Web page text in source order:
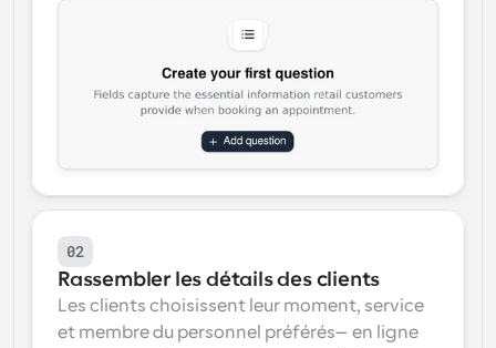
02
Rassembler les détails des clients
Les clients choisissent leur moment, service
et membre du personnel préférés—en ligne